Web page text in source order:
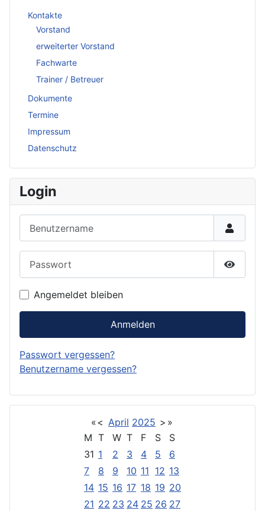
Kontakte
Vorstand
erweiterter Vorstand
Fachwarte
Trainer / Betreuer
Dokumente
Termine
Impressum
Datenschutz
Login
Angemeldet bleiben
Anmelden
Passwort vergessen?
Benutzername vergessen?
«< April 2025 > »
M T W T F S
S
31 1 2 3 4 5
6
7
8 9 10 11 12 13
14 15 16 17 18 19 20
21 22 23 24 25 26 27